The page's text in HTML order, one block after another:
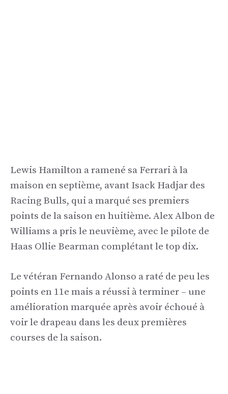
Lewis Hamilton a ramené sa Ferrari à la
maison en septième, avant Isack Hadjar des
Racing Bulls, qui a marqué ses premiers
points de la saison en huitième. Alex Albon de
Williams a pris le neuvième, avec le pilote de
Haas Ollie Bearman complétant le top dix.
Le vétéran Fernando Alonso a raté de peu les
points en 11e mais a réussi à terminer – une
amélioration marquée après avoir échoué à
voir le drapeau dans les deux premières
courses de la saison.